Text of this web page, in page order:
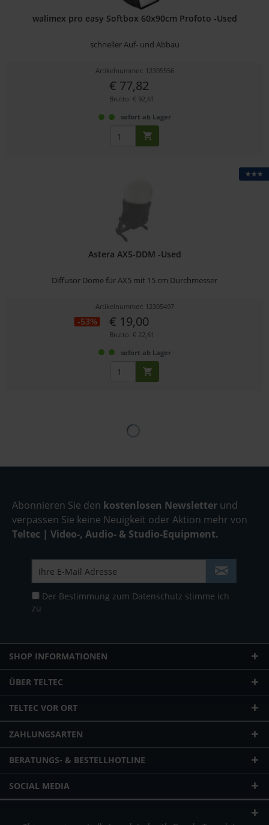
walimex pro easy Softbox 60x90cm Profoto -Used
schneller Auf- und Abbau
Artikelnummer: 12305556
€ 77,82
Brutto: € 92,61
sofort ab Lager
★★★
Astera AX5-DDM -Used
Diffusor Dome für AX5 mit 15 cm Durchmesser
Artikelnummer: 12305497
-53% € 19,00
Brutto: € 22,61
sofort ab Lager
Abonnieren Sie den kostenlosen Newsletter und
verpassen Sie keine Neuigkeit oder Aktion mehr von
Teltec | Video-, Audio- & Studio-Equipment.
Der Bestimmung zum Datenschutz stimme ich
zu
SHOP INFORMATIONEN
ÜBER TELTEC
TELTEC VOR ORT
ZAHLUNGSARTEN
BERATUNGS- & BESTELLHOTLINE
SOCIAL MEDIA